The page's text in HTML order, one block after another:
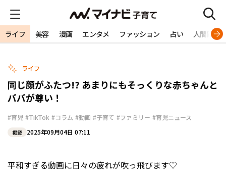
ライフ 美容 漫画 エンタメ ファッション 占い 人間関係
ライフ
同じ顔がふたつ!? あまりにもそっくりな赤ちゃんと
パパが尊い！
#育児 #TikTok #コラム #動画 #子育て #ファミリー #育児ニュース
掲載 2025年09月04日 07:11
平和すぎる動画に日々の疲れが吹っ飛びます♡